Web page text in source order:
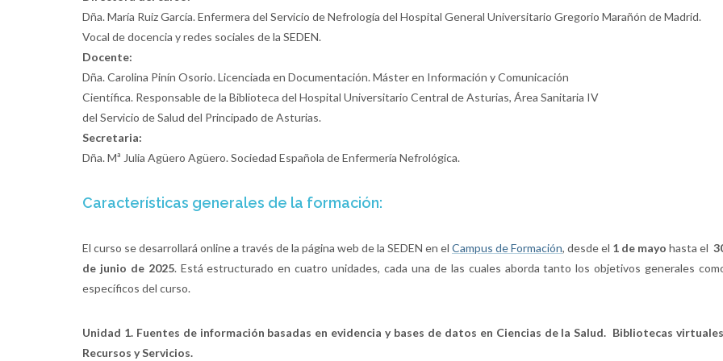
Dña. María Ruiz García. Enfermera del Servicio de Nefrología del Hospital General Universitario Gregorio Marañón de Madrid.
Vocal de docencia y redes sociales de la SEDEN.
Docente:
Dña. Carolina Pinín Osorio. Licenciada en Documentación. Máster en Información y Comunicación
Científica. Responsable de la Biblioteca del Hospital Universitario Central de Asturias, Área Sanitaria IV
del Servicio de Salud del Principado de Asturias.
Secretaria:
Dña. Mª Julia Agüero Agüero. Sociedad Española de Enfermería Nefrológica.
Características generales de la formación:
El curso se desarrollará online a través de la página web de la SEDEN en el Campus de Formación, desde el 1 de mayo hasta el
de junio de 2025. Está estructurado en cuatro unidades, cada una de las cuales aborda tanto los objetivos generales
específicos del curso.
Unidad 1. Fuentes de información basadas en evidencia y bases de datos en Ciencias de la Salud. Bibliotecas
Recursos y Servicios.